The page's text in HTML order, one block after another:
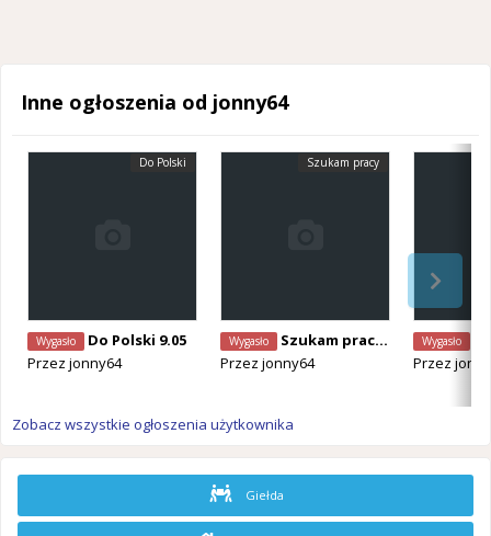
Inne ogłoszenia od jonny64
Do Polski
Wygasło
Do Polski 9.05
Przez jonny64
Szukam pracy
Wygasło
Szukam pracy - wykonczenia
Przez jonny64
Wygasło
Przez
Zobacz wszystkie ogłoszenia użytkownika
Giełda